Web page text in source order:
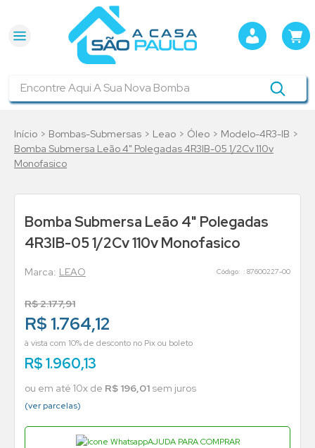
Bombas-Submersas Leao Óleo
Modelo-4R3-IB
Bomba Submersa Leão 4" Polegadas 4R3IB-05 1/2Cv 110v
Monofasico
Bomba Submersa Leão 4" Polegadas
4R3IB-05 1/2Cv 110v Monofasico
LEAO : 87600227-00
R$2.177,91
R$ 1.764,12
à vista com 10% de desconto no Pix ou boleto
R$1.960,13
ou em até 10x de R$ 196,01 sem juros
(ver parcelas)
AJUDA PARA COMPRAR